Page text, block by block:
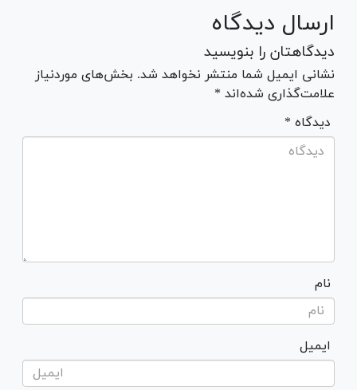
ارسال دیدگاه
دیدگاهتان را بنویسید
نشانی ایمیل شما منتشر نخواهد شد. بخش‌های موردنیاز
علامت‌گذاری شده‌اند *
* دیدگاه
نام
ایمیل